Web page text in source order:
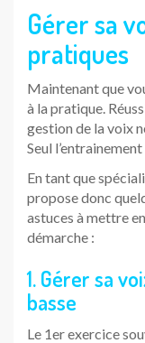
Gérer sa
pratiques
Maintenant que
à la pratique.
gestion de la voix
Seul
En tant que
propose donc
astuces à mettre
démarche :
1. Gérer sa
basse
Le 1er exercice